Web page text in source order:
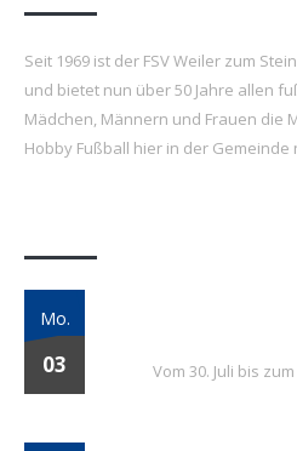
Seit 1969 ist der FSV Weiler zum
und bietet nun über 50 Jahre allen
Mädchen, Männern und Frauen die
Hobby Fußball hier in der Gemeinde
Mo.
03 Vom 30. Juli bis